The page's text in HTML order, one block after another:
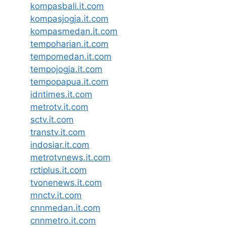
kompasbali.it.com
kompasjogja.it.com
kompasmedan.it.com
tempoharian.it.com
tempomedan.it.com
tempojogja.it.com
tempopapua.it.com
idntimes.it.com
metrotv.it.com
sctv.it.com
transtv.it.com
indosiar.it.com
metrotvnews.it.com
rctiplus.it.com
tvonenews.it.com
mnctv.it.com
cnnmedan.it.com
cnnmetro.it.com